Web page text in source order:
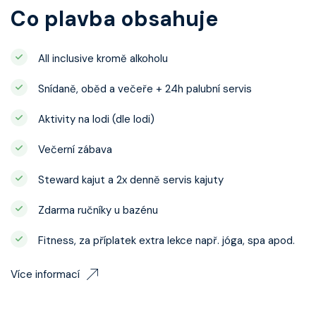
Co plavba obsahuje
All inclusive kromě alkoholu
Snídaně, oběd a večeře + 24h palubní servis
Aktivity na lodi (dle lodi)
Večerní zábava
Steward kajut a 2x denně servis kajuty
Zdarma ručníky u bazénu
Fitness, za příplatek extra lekce např. jóga, spa apod.
Více informací